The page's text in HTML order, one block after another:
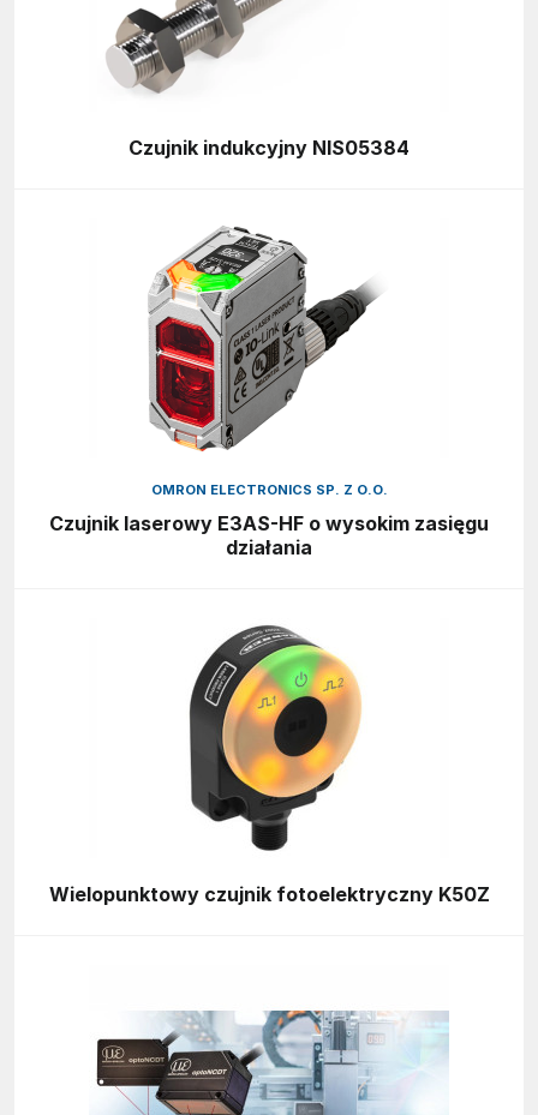
Czujnik indukcyjny NIS05384
OMRON ELECTRONICS SP. Z O.O.
Czujnik laserowy E3AS-HF o wysokim zasięgu
działania
Wielopunktowy czujnik fotoelektryczny K50Z